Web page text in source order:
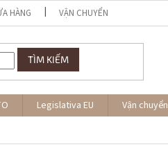
HÀNG VẬN CHUYỂN
TÌM KIẾM
Legislativa EU Vận chuyển